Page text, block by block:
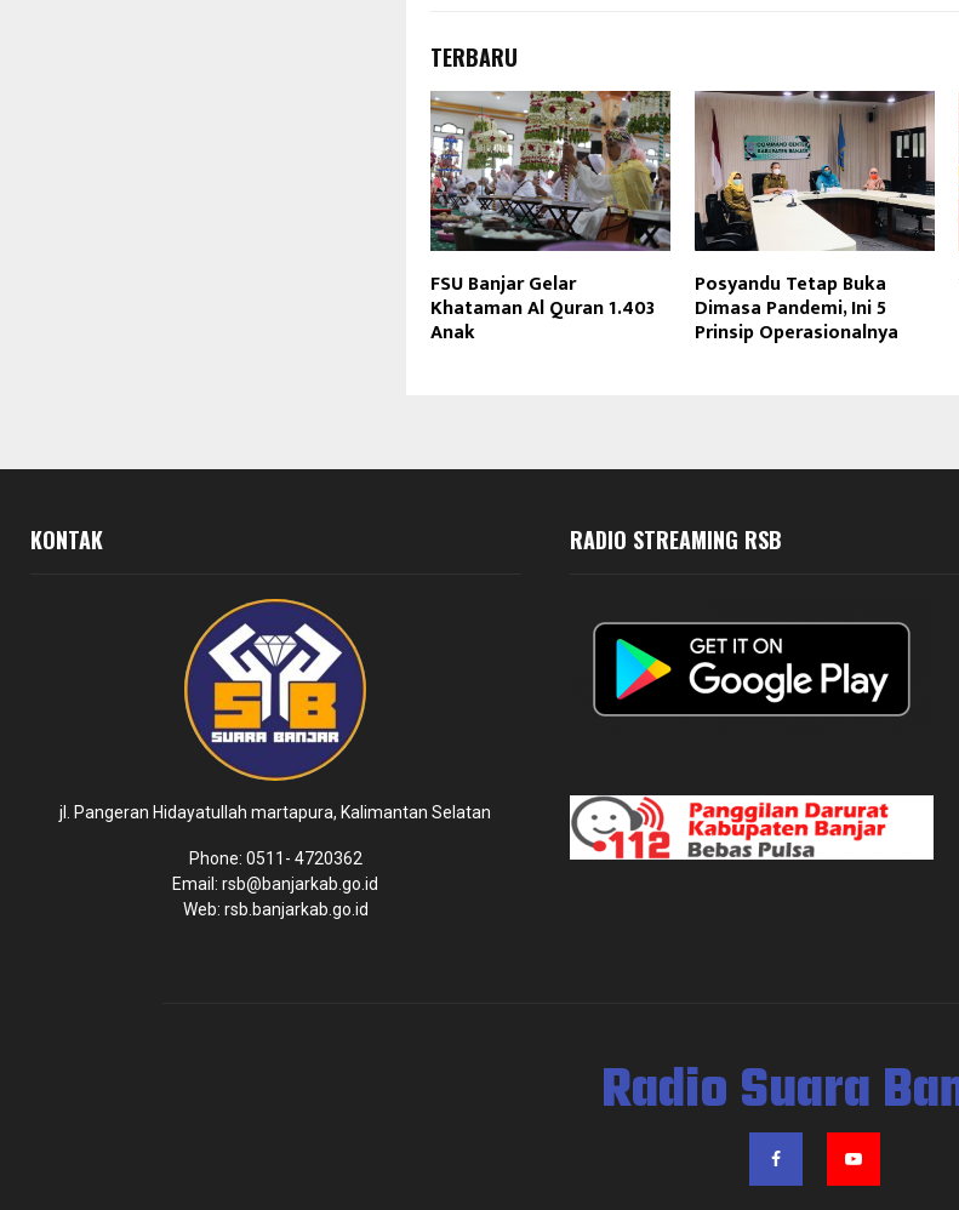
TERBARU
FSU Banjar Gelar
Khataman Al Quran 1.403
Anak
Posyandu Tetap Buka
Dimasa Pandemi, Ini 5
Prinsip Operasionalnya
KONTAK
jl. Pangeran Hidayatullah martapura, Kalimantan Selatan
Phone: 0511- 4720362
Email: rsb@banjarkab.go.id
Web: rsb.banjarkab.go.id
RADIO STREAMING RSB
Radio Suara